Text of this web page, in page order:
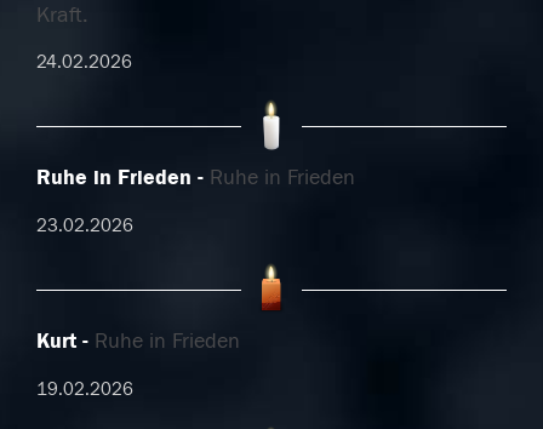
Kraft.
24.02.2026
Ruhe in Frieden Ruhe in Frieden
23.02.2026
Kurt Ruhe in Frieden
19.02.2026